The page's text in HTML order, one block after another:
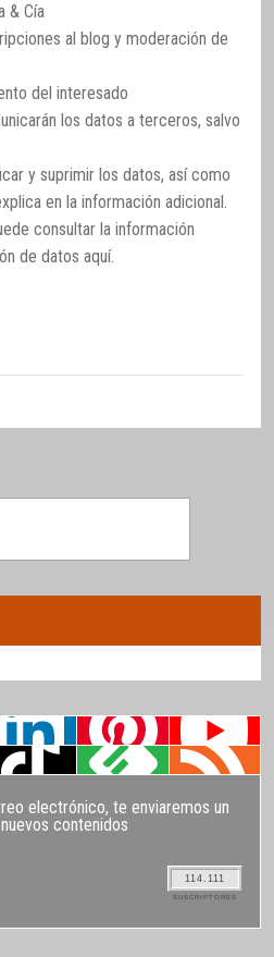
& Cía
al blog y moderación de
del interesado
los datos a terceros, salvo
y suprimir los datos, así como
en la información adicional.
consultar la información
de datos aquí.
electrónico, te enviaremos un
contenidos
114.111
SUSCRIPTORES